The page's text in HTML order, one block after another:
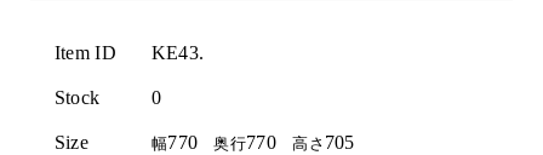
Item ID KE43.
Stock 0
Size 幅770 奥行770高さ 705